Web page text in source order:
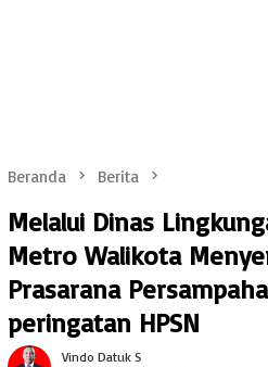
Beranda Berita
Melalui Dinas
Metro Walikota
Prasarana
peringatan HPSN
Vindo Datuk S